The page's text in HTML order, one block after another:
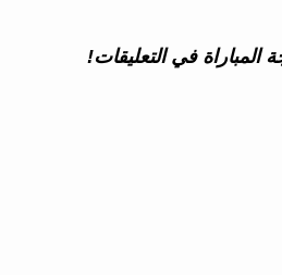
المباراة في التعليقات!